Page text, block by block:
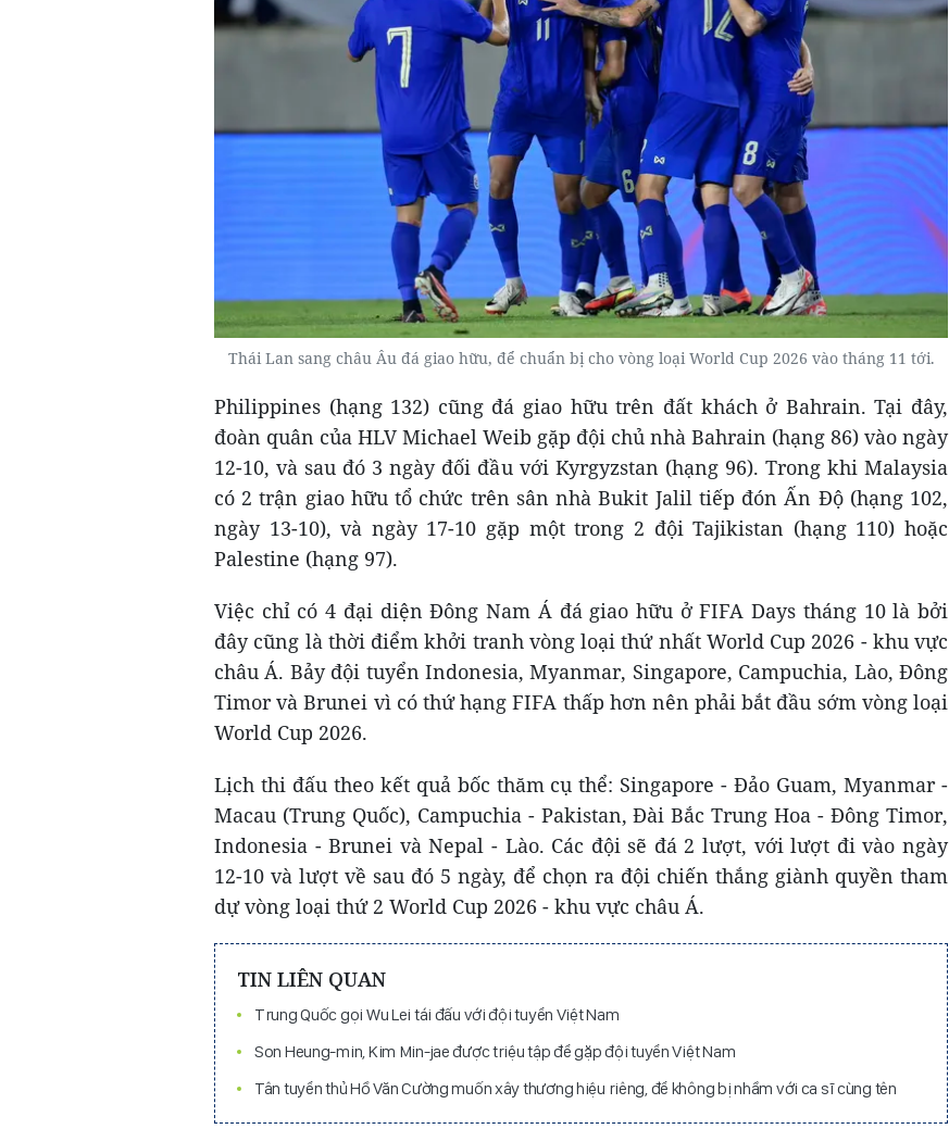
Thái Lan sang châu Âu đá giao hữu, để chuẩn bị cho vòng loại World Cup 2026 vào tháng 11 tới.
Philippines (hạng 132) cũng đá giao hữu trên đất khách ở Bahrain. Tại đây,
đoàn quân của HLV Michael Weib gặp đội chủ nhà Bahrain (hạng 86) vào ngày
12-10, và sau đó 3 ngày đối đầu với Kyrgyzstan (hạng 96). Trong khi Malaysia
có 2 trận giao hữu tổ chức trên sân nhà Bukit Jalil tiếp đón Ấn Độ (hạng 102,
ngày 13-10), và ngày 17-10 gặp một trong 2 đội Tajikistan (hạng 110) hoặc
Palestine (hạng 97).
Việc chỉ có 4 đại diện Đông Nam Á đá giao hữu ở FIFA Days tháng 10 là bởi
đây cũng là thời điểm khởi tranh vòng loại thứ nhất World Cup 2026 - khu vực
châu Á. Bảy đội tuyển Indonesia, Myanmar, Singapore, Campuchia, Lào, Đông
Timor và Brunei vì có thứ hạng FIFA thấp hơn nên phải bắt đầu sớm vòng loại
World Cup 2026.
Lịch thi đấu theo kết quả bốc thăm cụ thể: Singapore - Đảo Guam, Myanmar -
Macau (Trung Quốc), Campuchia - Pakistan, Đài Bắc Trung Hoa - Đông Timor,
Indonesia - Brunei và Nepal - Lào. Các đội sẽ đá 2 lượt, với lượt đi vào ngày
12-10 và lượt về sau đó 5 ngày, để chọn ra đội chiến thắng giành quyền tham
dự vòng loại thứ 2 World Cup 2026 - khu vực châu Á.
TIN LIÊN QUAN
Trung Quốc gọi Wu Lei tái đấu với đội tuyển Việt Nam
Son Heung-min, Kim Min-jae được triệu tập để gặp đội tuyển Việt Nam
Tân tuyển thủ Hồ Văn Cường muốn xây thương hiệu riêng, để không bị nhầm với ca sĩ cùng tên